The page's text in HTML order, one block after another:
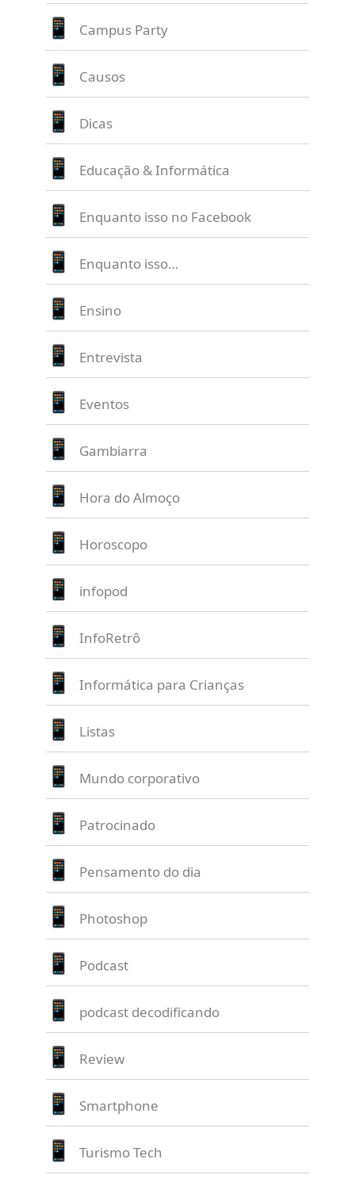
Campus Party
Causos
Dicas
Educação & Informática
Enquanto isso no Facebook
Enquanto isso…
Ensino
Entrevista
Eventos
Gambiarra
Hora do Almoço
Horoscopo
infopod
InfoRetrô
Informática para Crianças
Listas
Mundo corporativo
Patrocinado
Pensamento do dia
Photoshop
Podcast
podcast decodificando
Review
Smartphone
Turismo Tech